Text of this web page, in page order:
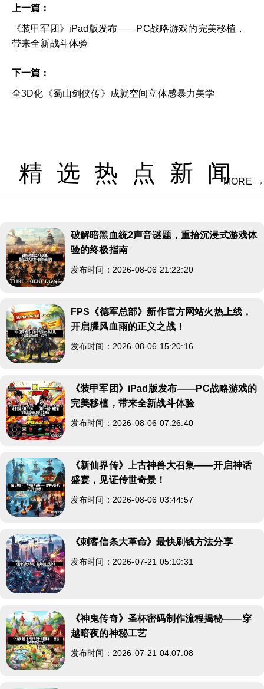
上一篇：
《装甲军团》iPad版发布——PC战略游戏的完美移植，
带来全新战斗体验
下一篇：
全3D化《蜀山剑侠传》成就空间立体感暴力美学
精选热点新闻
MORE →
破解暗黑血统2声音谜题，重拾沉浸式游戏体
验的终极指南
发布时间：2026-08-06 21:22:20
FPS《德军总部》新作官方网站火热上线，
开启腥风血雨的正义之战！
发布时间：2026-08-06 15:20:16
《装甲军团》iPad版发布——PC战略游戏的
完美移植，带来全新战斗体验
发布时间：2026-08-06 07:26:40
《新仙界传》上古神兽大召集——开启神话
盛宴，见证传世奇景！
发布时间：2026-08-06 03:44:57
《刺客信条大革命》最快刷钱方法分享
发布时间：2026-07-21 05:10:31
《神鬼传奇》圣杯密码制作流程揭秘——穿
越暗夜的神秘工艺
发布时间：2026-07-21 04:07:08